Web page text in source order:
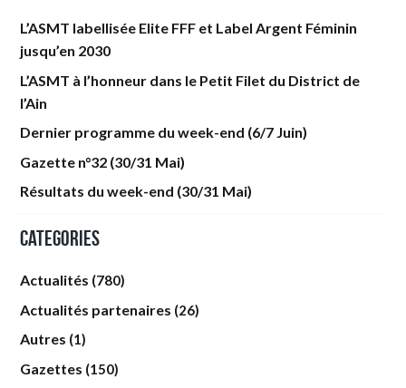
L’ASMT labellisée Elite FFF et Label Argent Féminin
jusqu’en 2030
L’ASMT à l’honneur dans le Petit Filet du District de
l’Ain
Dernier programme du week-end (6/7 Juin)
Gazette n°32 (30/31 Mai)
Résultats du week-end (30/31 Mai)
Categories
Actualités (780)
Actualités partenaires (26)
Autres (1)
Gazettes (150)